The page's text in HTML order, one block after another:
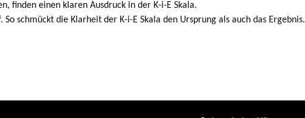
finden einen klaren Ausdruck in der K-i-E Skala.
schmückt die Klarheit der K-i-E Skala den Ursprung als auch das Ergebnis.